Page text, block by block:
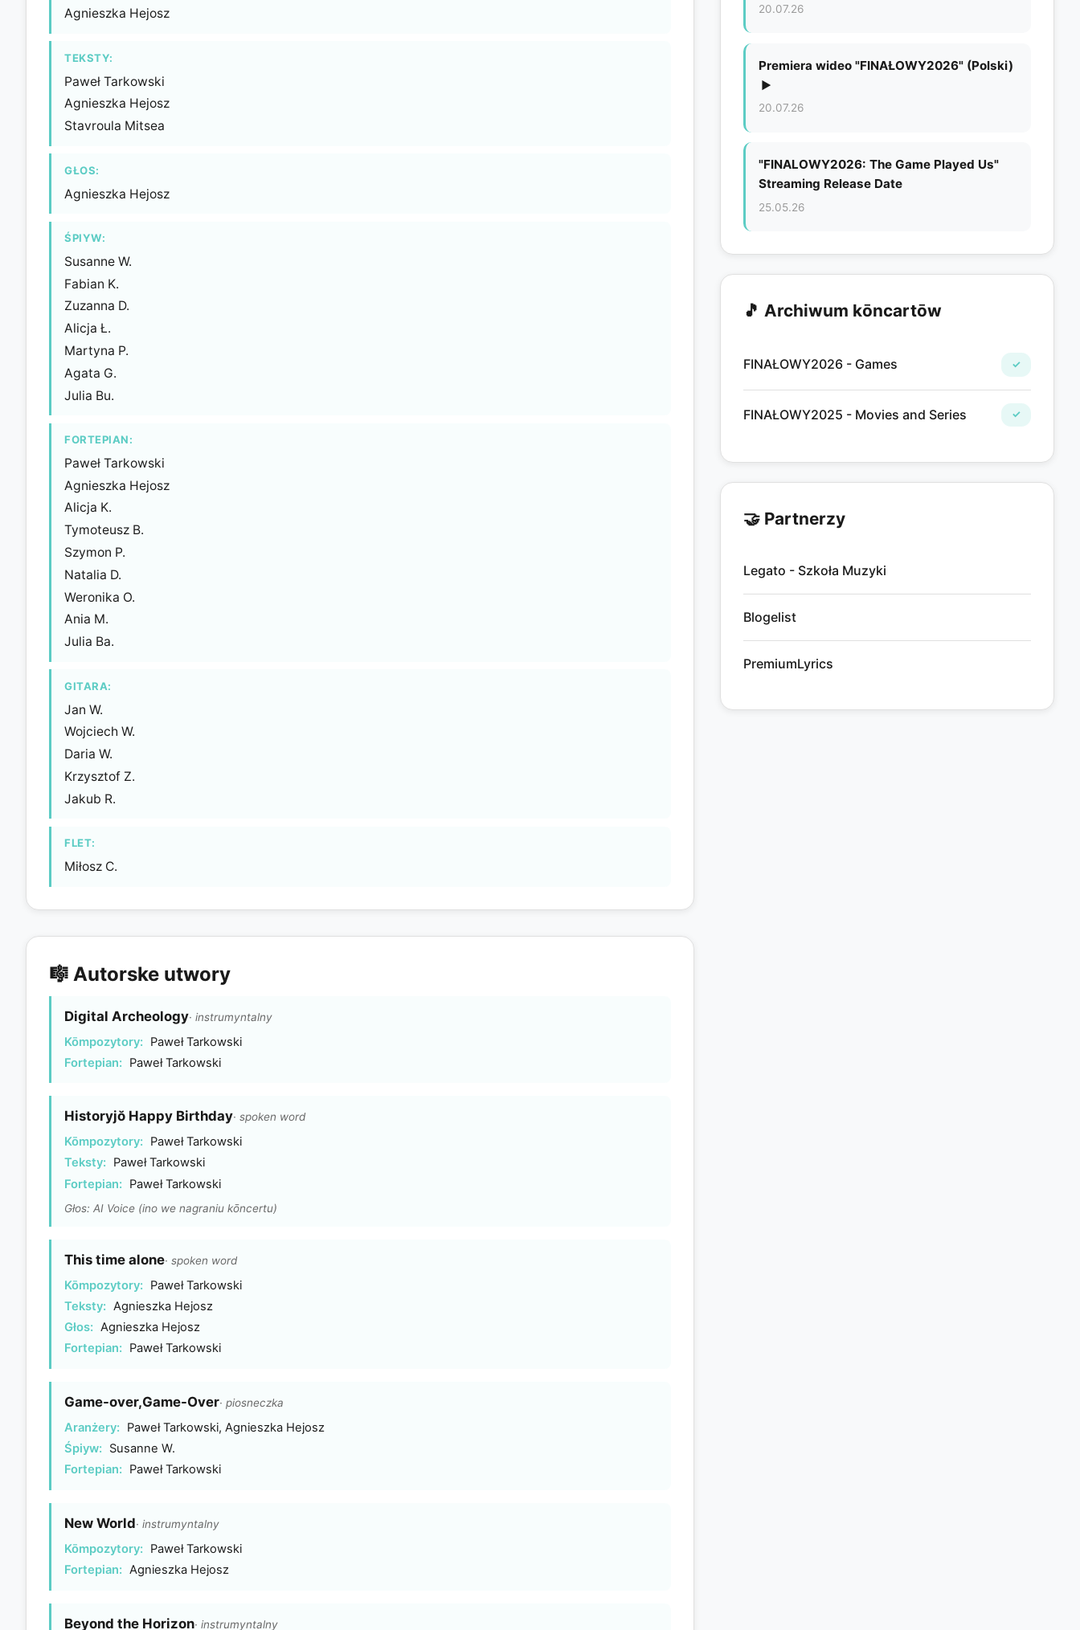
Agnieszka Hejosz
TEKSTY:
Paweł Tarkowski
Agnieszka Hejosz
Stavroula Mitsea
GŁOS:
Agnieszka Hejosz
ŚPIYW:
Susanne W.
Fabian K.
Zuzanna D.
Alicja Ł.
Martyna P.
Agata G.
Julia Bu.
FORTEPIAN:
Paweł Tarkowski
Agnieszka Hejosz
Alicja K.
Tymoteusz B.
Szymon P.
Natalia D.
Weronika O.
Ania M.
Julia Ba.
GITARA:
Jan W.
Wojciech W.
Daria W.
Krzysztof Z.
Jakub R.
FLET:
Miłosz C.
🎼 Autorske utwory
Digital Archeology· instrumyntalny
Kōmpozytory:
Paweł Tarkowski
Fortepian:
Paweł Tarkowski
Historyjŏ Happy Birthday· spoken word
Kōmpozytory:
Paweł Tarkowski
Teksty:
Paweł Tarkowski
Fortepian:
Paweł Tarkowski
Głos: AI Voice (ino we nagraniu kōncertu)
This time alone· spoken word
Kōmpozytory:
Paweł Tarkowski
Teksty: Agnieszka Hejosz
Głos: Agnieszka Hejosz
Fortepian:
Paweł Tarkowski
Game-over,Game-Over· piosneczka
Aranżery:
Paweł Tarkowski, Agnieszka Hejosz
Śpiyw:
Susanne W.
Fortepian:
Paweł Tarkowski
New World· instrumyntalny
Kōmpozytory:
Paweł Tarkowski
Fortepian: Agnieszka Hejosz
Beyond the Horizon· instrumyntalny
20.07.26
Premiera wideo "FINAŁOWY2026" (Polski)
▶
20.07.26
"FINALOWY2026: The Game Played Us"
Streaming Release Date
25.05.26
🎵 Archiwum kōncartōw
FINAŁOWY2026 - Games ✓
FINAŁOWY2025 - Movies and Series ✓
🤝 Partnerzy
Legato - Szkoła Muzyki
Blogelist
PremiumLyrics